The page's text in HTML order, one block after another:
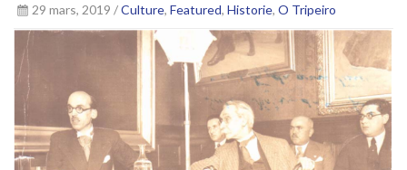
29 mars, 2019 /Culture, Featured, Historie, O Tripeiro